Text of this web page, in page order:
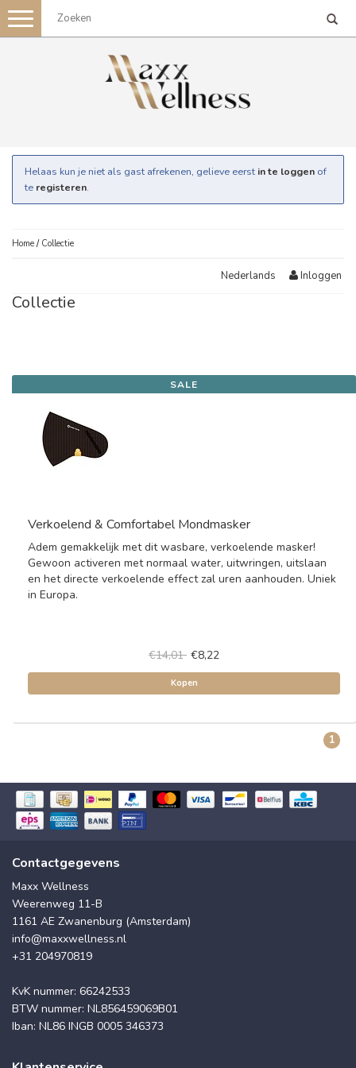
Toggle
navigation
Helaas kun je niet als gast afrekenen, gelieve eerst in te loggen of
te registeren.
Home / Collectie
Nederlands Inloggen
Collectie
SALE
Verkoelend & Comfortabel Mondmasker
Adem gemakkelijk met dit wasbare, verkoelende masker!
Gewoon activeren met normaal water, uitwringen, uitslaan
en het directe verkoelende effect zal uren aanhouden. Uniek
in Europa.
€14,01 €8,22
Kopen
1
Contactgegevens
Maxx Wellness
Weerenweg 11-B
1161 AE Zwanenburg (Amsterdam)
info@maxxwellness.nl
+31 204970819
KvK nummer: 66242533
BTW nummer: NL856459069B01
Iban: NL86 INGB 0005 346373